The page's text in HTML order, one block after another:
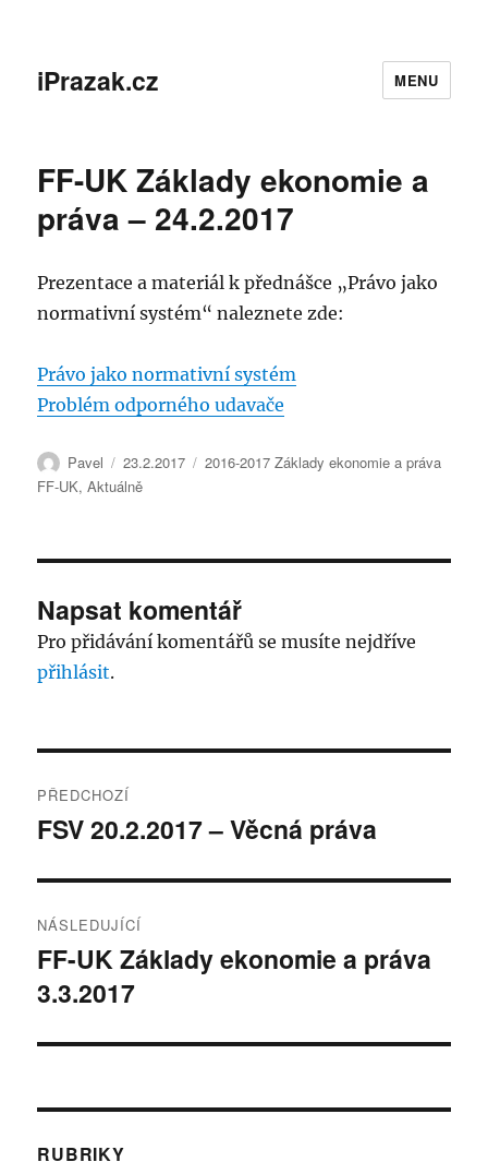
iPrazak.cz MENU
FF-UK Základy ekonomie a
práva – 24.2.2017
Prezentace a materiál k přednášce „Právo jako
normativní systém“ naleznete zde:
Právo jako normativní systém
Problém odporného udavače
Autor:
Pavel Publikováno:
23.2.2017 Rubriky:
2016-2017 Základy ekonomie a práva
FF-UK,Aktuálně
Napsat komentář
Pro přidávání komentářů se musíte nejdříve
přihlásit.
pro
PŘEDCHOZÍ
Předchozí
FSV 20.2.2017 – Věcná práva
NÁSLEDUJÍCÍ
Následující
příspěvek:
FF-UK Základy ekonomie a práva
3.3.2017
RUBRIKY